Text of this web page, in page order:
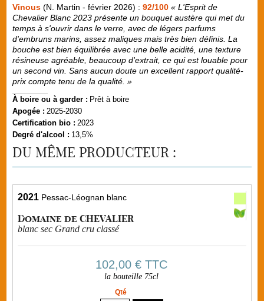
Vinous (N. Martin - février 2026) : 92/100 « L'Esprit de
Chevalier Blanc 2023 présente un bouquet austère qui met du
temps à s'ouvrir dans le verre, avec de légers parfums
d'embruns marins, assez maliques mais très bien définis. La
bouche est bien équilibrée avec une belle acidité, une texture
résineuse agréable, beaucoup d'extrait, ce qui est louable pour
un second vin. Sans aucun doute un excellent rapport qualité-
prix compte tenu de la qualité. »
À boire ou à garder : Prêt à boire
Apogée : 2025-2030
Certification bio : 2023
Degré d'alcool : 13,5%
DU MÊME PRODUCTEUR :
2021 Pessac-Léognan blanc
Domaine de CHEVALIER
blanc sec Grand cru classé
102,00 € TTC
la bouteille 75cl
Qté